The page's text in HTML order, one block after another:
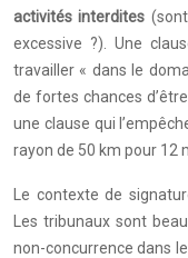
activités interdites
excessive ?). Une
travailler « dans le
de fortes chances
une clause qui
rayon de 50 km pour 12
Le contexte de
Les tribunaux sont
non-concurrence dans